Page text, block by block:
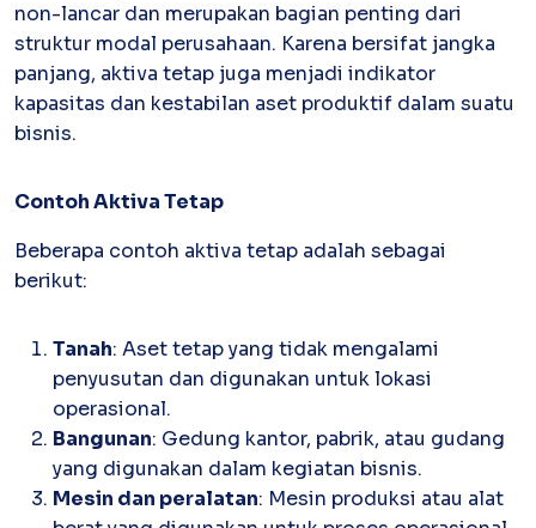
Atur stok mudah, terkoneksi invoice
Pencatatan Laporan Keuangan Gratis
non-lancar dan merupakan bagian penting dari
struktur modal perusahaan. Karena bersifat jangka
panjang, aktiva tetap juga menjadi indikator
kapasitas dan kestabilan aset produktif dalam suatu
bisnis.
Contoh Aktiva Tetap
Beberapa contoh aktiva tetap adalah sebagai
berikut:
Tanah: Aset tetap yang tidak mengalami
penyusutan dan digunakan untuk lokasi
operasional.
Bangunan: Gedung kantor, pabrik, atau gudang
yang digunakan dalam kegiatan bisnis.
Mesin dan peralatan: Mesin produksi atau alat